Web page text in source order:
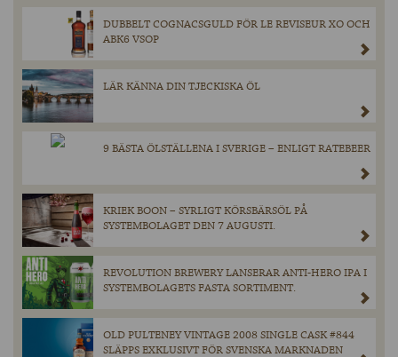
DUBBELT COGNACSGULD FÖR LE REVISEUR XO OCH
ABK6 VSOP
LÄR KÄNNA DIN TJECKISKA ÖL
9 BÄSTA ÖLSTÄLLENA I SVERIGE – ENLIGT RATEBEER
KRIEK BOON – SYRLIGT KÖRSBÄRSÖL PÅ
SYSTEMBOLAGET DEN 7 AUGUSTI.
REVOLUTION BREWERY LANSERAR ANTI-HERO IPA I
SYSTEMBOLAGETS FASTA SORTIMENT.
OLD PULTENEY VINTAGE 2008 SINGLE CASK #844
SLÄPPS EXKLUSIVT FÖR SVENSKA MARKNADEN